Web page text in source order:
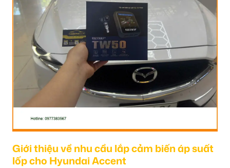
Giới thiệu về nhu cầu lắp cảm biến áp suất
lốp cho Hyundai Accent